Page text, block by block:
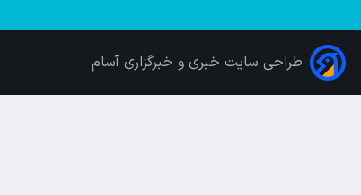
طراحی سایت خبری و خبرگزاری آسام